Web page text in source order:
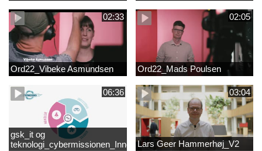
02:33
Ord22_Vibeke Asmundsen
02:05
Ord22_Mads Poulsen
06:36
gsk_it og
teknologi_cybermissionen_Innovationscirklen
03:04
Lars Geer Hammerhøj_V2